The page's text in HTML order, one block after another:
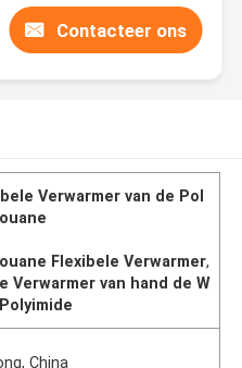
Contacteer ons
Verwarmer van de Pol
Flexibele Verwarmer,
Verwarmer van hand de W
China